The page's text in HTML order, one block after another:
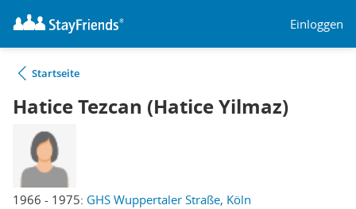
Einloggen
Startseite
Hatice Tezcan (Hatice Yilmaz)
1966 - 1975: GHS Wuppertaler Straße, Köln